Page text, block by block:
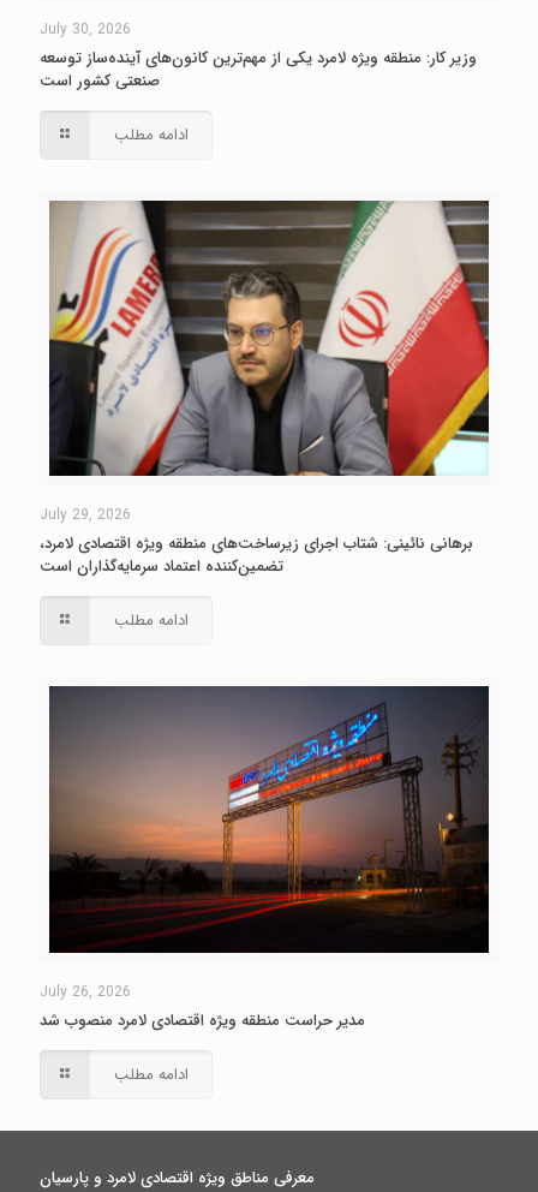
July 30, 2026
وزیر کار: منطقه ویژه لامرد یکی از مهم‌ترین کانون‌های آینده‌ساز توسعه
صنعتی کشور است
ادامه مطلب
July 29, 2026
برهانی نائینی: شتاب اجرای زیرساخت‌های منطقه ویژه اقتصادی لامرد،
تضمین‌کننده اعتماد سرمایه‌گذاران است
ادامه مطلب
July 26, 2026
مدیر حراست منطقه ویژه اقتصادی لامرد منصوب شد
ادامه مطلب
معرفی مناطق ویژه اقتصادی لامرد و پارسیان